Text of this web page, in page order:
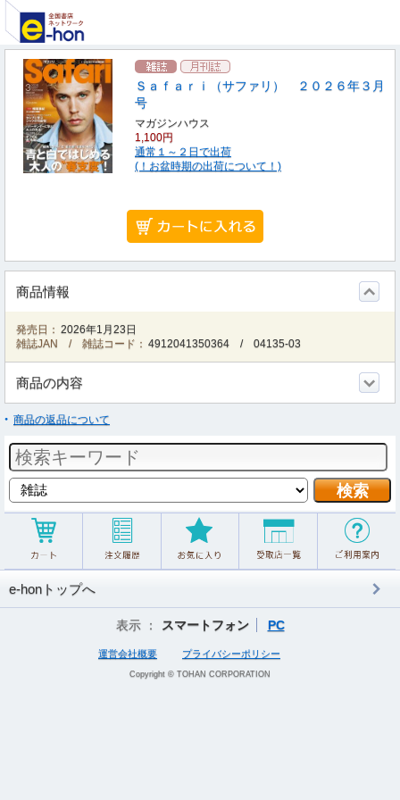
Ｓａｆａｒｉ（サファリ） ２０２６年３月
号
マガジンハウス
1,100円
通常１～２日で出荷
(！お盆時期の出荷について！)
商品情報
発売日： 2026年1月23日
雑誌JAN / 雑誌コード： 4912041350364 /04135-03
商品の内容
商品の返品について
e-honトップへ
表示 ： スマートフォン PC
運営会社概要 プライバシーポリシー
Copyright © TOHAN CORPORATION